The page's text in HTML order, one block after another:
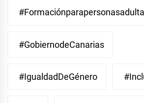
#GobiernodeCanarias
#IgualdadDeGénero